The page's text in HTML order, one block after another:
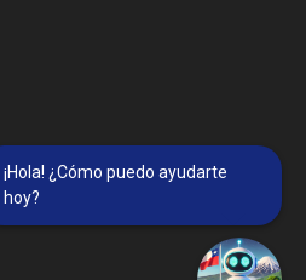
¡Hola! ¿Cómo puedo ayudarte
hoy?